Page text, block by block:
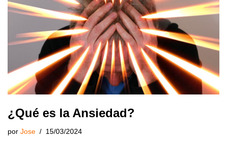
¿Qué es la Ansiedad?
por Jose 15/03/2024